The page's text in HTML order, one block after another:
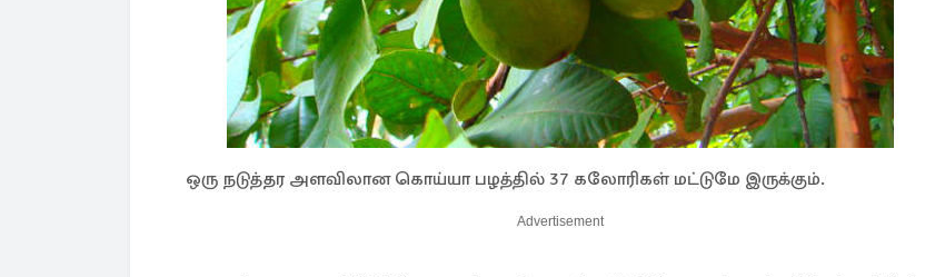
ஒரு நடுத்தர அளவிலான கொய்யா பழத்தில் 37 கலோரிகள் மட்டுமே இருக்கும்.
Advertisement